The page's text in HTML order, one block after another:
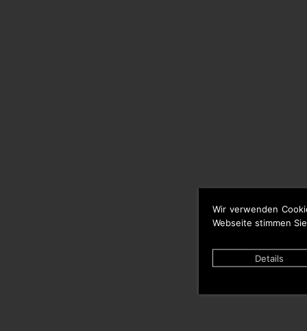
Wir verwenden
Webseite stimmen
Details